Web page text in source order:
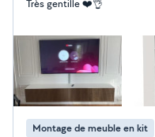
Très gentille ❤️👌
Montage de meuble en kit